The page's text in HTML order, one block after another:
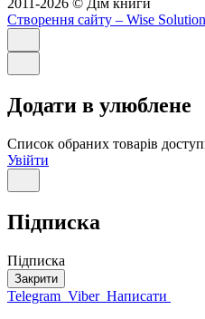
Створення сайту – Wise
Додати в улюблене
Список обраних товарів
Увійти
Підписка
Підписка
Закрити
Telegram Viber Написати